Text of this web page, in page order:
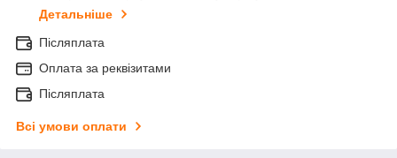
Детальніше
Післяплата
Оплата за реквізитами
Післяплата
Всі умови оплати